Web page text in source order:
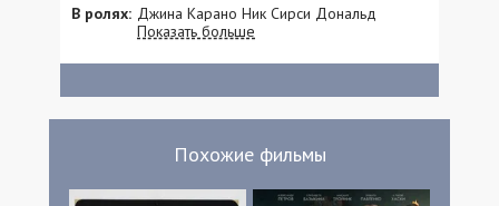
В ролях: Джина Карано Ник Сирси Дональд
Серроне Риз Бекер Хит Фриман Тайлер
Том Драгт Томас Уайт Игл Джереми Гауна
Показать больше
Похожие фильмы